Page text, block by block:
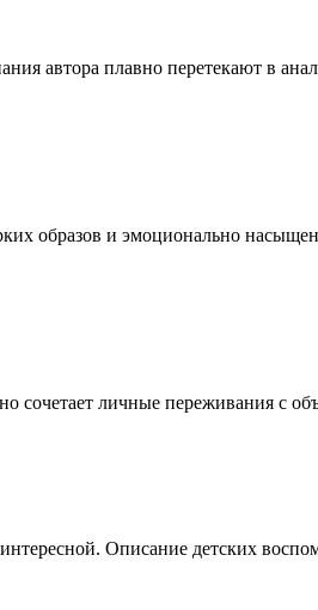
автора плавно перетекают в
образов и эмоционально
сочетает личные переживания с
Описание детских